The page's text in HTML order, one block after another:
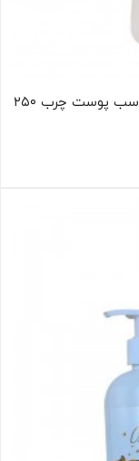
مایع شوینده غیرصابونی بدن سبوما آردن مناسب پوست چرب ۲۵۰